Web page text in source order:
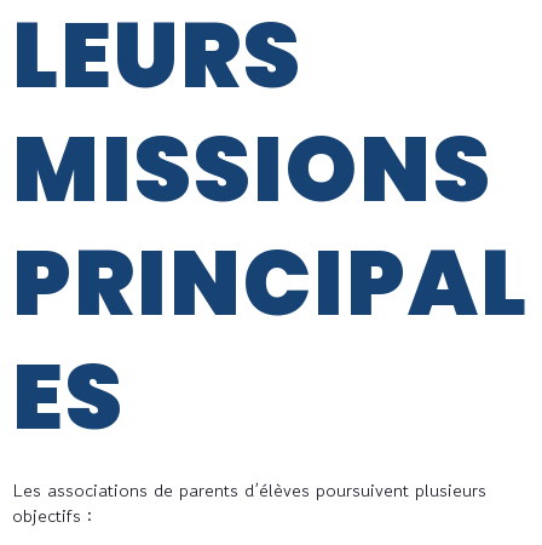
LEURS
MISSIONS
PRINCIPAL
ES
Les associations de parents d’élèves poursuivent plusieurs
objectifs :